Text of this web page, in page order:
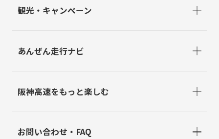
観光・キャンペーン
あんぜん走行ナビ
阪神高速をもっと楽しむ
お問い合わせ・FAQ